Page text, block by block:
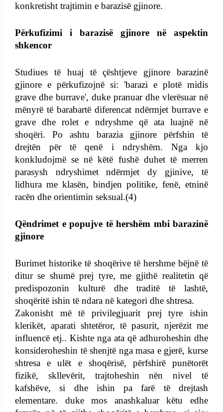
konkretisht trajtimin e barazisë gjinore.
Përkufizimi i barazisë gjinore në aspektin
shkencor
Studiues të huaj të çështjeve gjinore barazinë
gjinore e përkufizojnë si: 'barazi e plotë midis
grave dhe burrave', duke pranuar dhe vlerësuar në
mënyrë të barabartë diferencat ndërmjet burrave e
grave dhe rolet e ndryshme që ata luajnë në
shoqëri. Po ashtu barazia gjinore përfshin të
drejtën për të qenë i ndryshëm. Nga kjo
konkludojmë se në këtë fushë duhet të merren
parasysh ndryshimet ndërmjet dy gjinive, të
lidhura me klasën, bindjen politike, fenë, etninë
racën dhe orientimin seksual.(4)
Qëndrimet e popujve të hershëm mbi barazinë
gjinore
Burimet historike të shoqërive të hershme bëjnë të
ditur se shumë prej tyre, me gjithë realitetin që
predispozonin kulturë dhe traditë të lashtë,
shoqëritë ishin të ndara në kategori dhe shtresa.
Zakonisht më të privilegjuarit prej tyre ishin
klerikët, aparati shtetëror, të pasurit, njerëzit me
influencë etj.. Kishte nga ata që adhuroheshin dhe
konsideroheshin të shenjtë nga masa e gjerë, kurse
shtresa e ulët e shoqërisë, përfshirë punëtorët
fizikë, skllevërit, trajtoheshin nën nivel të
kafshëve, si dhe ishin pa farë të drejtash
elementare. duke mos anashkaluar këtu edhe